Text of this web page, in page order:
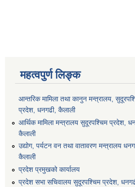
महत्वपुर्ण लिङ्क
आन्तरिक मामिला तथा कानुन मन्त्रालय,
प्रदेश, धनगढी, कैलाली
आर्थिक मामिला मन्त्रालय सुदूरपश्चिम प्रदेश,
कैलाली
उद्योग, पर्यटन वन तथा वातावरण मन्त्रालय
कैलाली
प्रदेश प्रमुखको कार्यालय
प्रदेश सभा सचिवालय सुदूरपश्‍चिम प्रदेश,